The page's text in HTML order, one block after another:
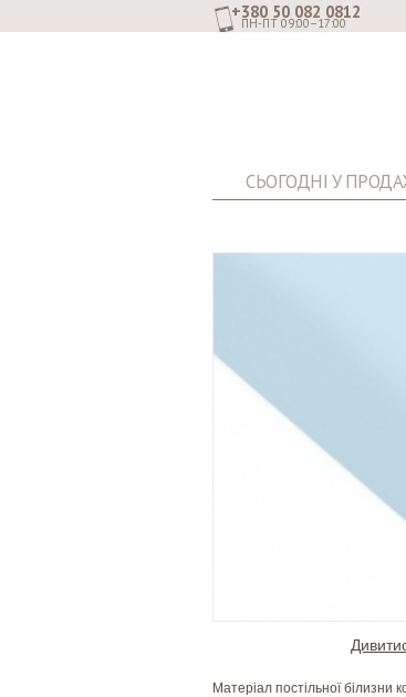
+380 50 082 0812
ПН-ПТ 09:00–17:00
СЬОГОДНІ У
Матеріал постільної білизни